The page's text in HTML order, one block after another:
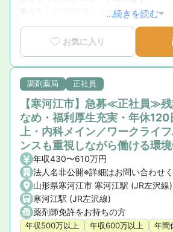
■枚数も50枚前後と落ち着いており、
り組むことができる環境です。
...続きを読む
お気に入り
調剤薬局 正社員
【寒河江市】急募≪正社員≫
なめ・福利厚生充実・年休120
上・内科メイン／ワークライ
ンスも重視しながら働ける環
年収430〜610万円
法人名非公開※詳細はお問い合わせ
山形県寒河江市 寒河江駅 (JR左沢線)
寒河江駅 (JR左沢線)
薬剤師免許をお持ちの方
年収500万以上 年収600万以上
年間